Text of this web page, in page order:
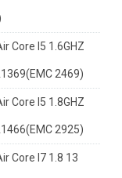
Core I5 1.6GHZ
2469)
Core I5 1.8GHZ
2925)
Core I7 1.8 13